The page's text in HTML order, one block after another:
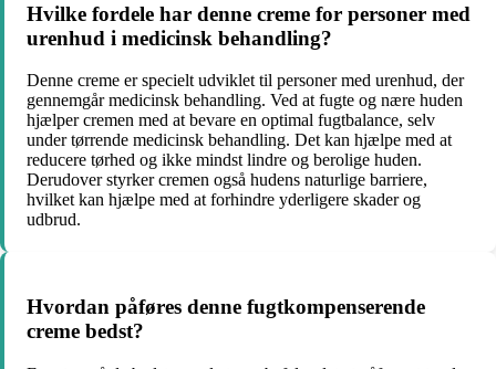
Hvilke fordele har denne creme for personer med
urenhud i medicinsk behandling?
Denne creme er specielt udviklet til personer med urenhud, der
gennemgår medicinsk behandling. Ved at fugte og nære huden
hjælper cremen med at bevare en optimal fugtbalance, selv
under tørrende medicinsk behandling. Det kan hjælpe med at
reducere tørhed og ikke mindst lindre og berolige huden.
Derudover styrker cremen også hudens naturlige barriere,
hvilket kan hjælpe med at forhindre yderligere skader og
udbrud.
Hvordan påføres denne fugtkompenserende
creme bedst?